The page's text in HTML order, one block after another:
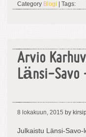
Category Blogi | Tags:
Arvio
Länsi-Savo
8 lokakuun, 2015 by
Julkaistu Länsi-Savo-